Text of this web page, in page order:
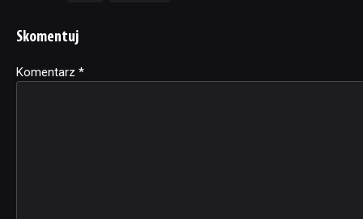
Skomentuj
Komentarz *
Alternative: